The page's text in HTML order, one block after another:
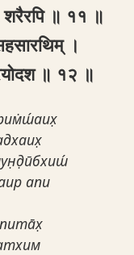
शरैरपि ॥ ११ ॥
।
॥ १२ ॥
апи